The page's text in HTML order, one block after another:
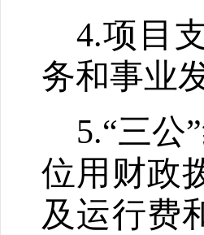
4.项目
务和事业
5.“三公
位用财政
及运行费